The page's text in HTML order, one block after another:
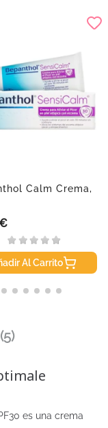
Calm Crema,
Al Carrito
es una crema